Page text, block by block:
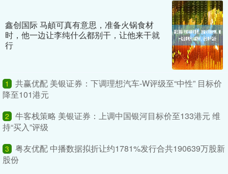
鑫创国际 马頔可真有意思，准备火锅食材
时，他一边让李纯什么都别干，让他来干就
行
1
共赢优配 美银证券：下调理想汽车-W评级至“中性” 目标价
降至101港元
2
牛客栈策略 美银证券：上调中国银河目标价至133港元 维
持“买入”评级
3
粤友优配 中播数据拟折让约1781%发行合共190639万股新
股份